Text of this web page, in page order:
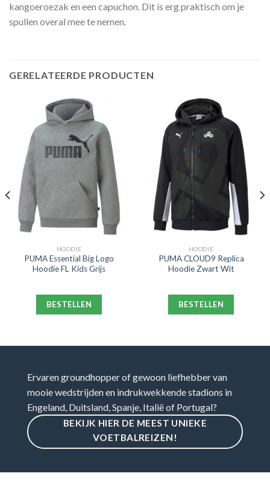
kangoeroezak en een capuchon. Dit is erg praktisch om je
spullen overal mee te nemen.
GERELATEERDE PRODUCTEN
HOODIE
PUMA Essential Big Logo
Hoodie FL Kids Grijs
BESTELLEN
HOODIE
PUMA CLOUD9 Replica
Hoodie Zwart Wit
BESTELLEN
Ervaren groundhopper of gewoon liefhebber van
mooie wedstrijden en indrukwekkende stadions in
Engeland, Duitsland, Spanje, Italië of Portugal?
BEKIJK HIER DE MEEST UNIEKE
VOETBALREIZEN!